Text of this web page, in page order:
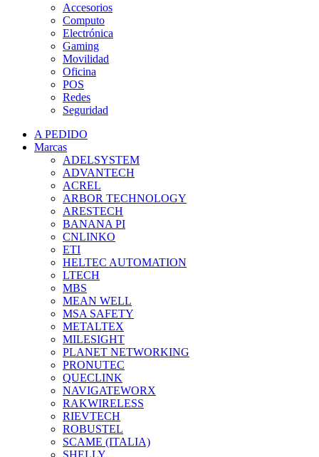
Accesorios
Computo
Electrónica
Gaming
Movilidad
Oficina
POS
Redes
Seguridad
A PEDIDO
Marcas
ADELSYSTEM
ADVANTECH
ACREL
ARBOR TECHNOLOGY
ARESTECH
BANANA PI
CNLINKO
ETI
HELTEC AUTOMATION
LTECH
MBS
MEAN WELL
MSA SAFETY
METALTEX
MILESIGHT
PLANET NETWORKING
PRONUTEC
QUECLINK
NAVIGATEWORX
RAKWIRELESS
RIEVTECH
ROBUSTEL
SCAME (ITALIA)
SHELLY